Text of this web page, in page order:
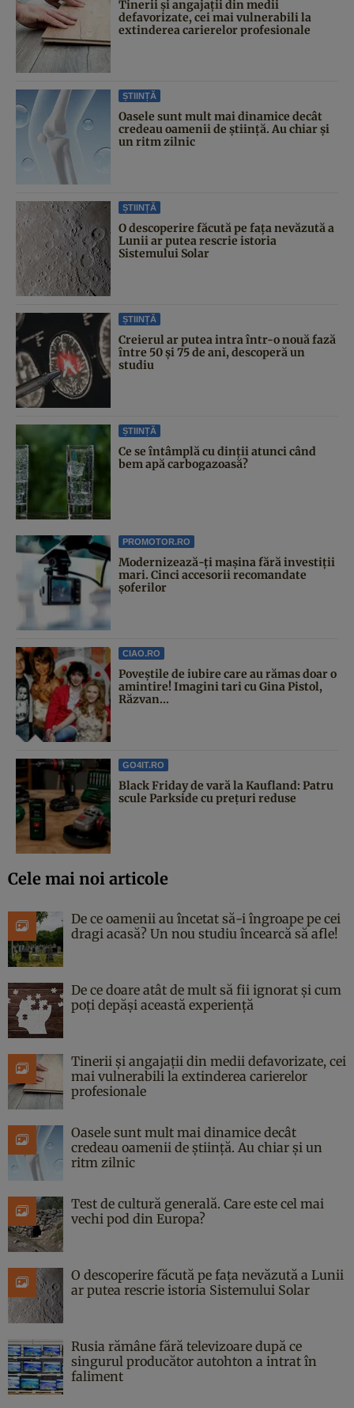
Tinerii și angajații din medii
defavorizate, cei mai vulnerabili la
extinderea carierelor profesionale
ȘTIINȚĂ
Oasele sunt mult mai dinamice decât
credeau oamenii de știință. Au chiar și
un ritm zilnic
ȘTIINȚĂ
O descoperire făcută pe fața nevăzută a
Lunii ar putea rescrie istoria
Sistemului Solar
ȘTIINȚĂ
Creierul ar putea intra într-o nouă fază
între 50 și 75 de ani, descoperă un
studiu
ȘTIINȚĂ
Ce se întâmplă cu dinții atunci când
bem apă carbogazoasă?
PROMOTOR.RO
Modernizează-ți mașina fără investiții
mari. Cinci accesorii recomandate
șoferilor
CIAO.RO
Poveştile de iubire care au rămas doar o
amintire! Imagini tari cu Gina Pistol,
Răzvan...
GO4IT.RO
Black Friday de vară la Kaufland: Patru
scule Parkside cu prețuri reduse
Cele mai noi articole
De ce oamenii au încetat să-i îngroape pe cei
dragi acasă? Un nou studiu încearcă să afle!
De ce doare atât de mult să fii ignorat și cum
poți depăși această experiență
Tinerii și angajații din medii defavorizate, cei
mai vulnerabili la extinderea carierelor
profesionale
Oasele sunt mult mai dinamice decât
credeau oamenii de știință. Au chiar și un
ritm zilnic
Test de cultură generală. Care este cel mai
vechi pod din Europa?
O descoperire făcută pe fața nevăzută a Lunii
ar putea rescrie istoria Sistemului Solar
Rusia rămâne fără televizoare după ce
singurul producător autohton a intrat în
faliment